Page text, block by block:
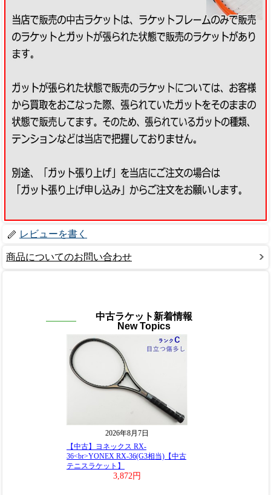
レビューを書く
商品についてのお問い合わせ
中古ラケット新着情報
New Topics